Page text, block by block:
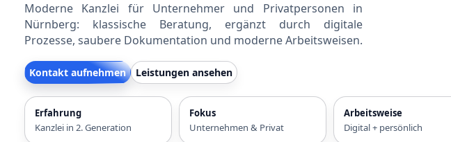
Moderne Kanzlei für Unternehmer und Privatpersonen in
Nürnberg: klassische Beratung, ergänzt durch digitale
Prozesse, saubere Dokumentation und moderne Arbeitsweisen.
Kontakt aufnehmen Leistungen ansehen
Erfahrung
Kanzlei in 2. Generation
Fokus
Unternehmen & Privat
Arbeitsweise
Digital + persönlich